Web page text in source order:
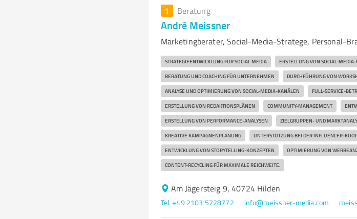
1 Beratung
André Meissner
Marketingberater, Social-Media-Stratege, Personal-
STRATEGIEENTWICKLUNG FÜR SOCIAL MEDIA ERSTELLUNG VON SOCIAL-MEDIA-
BERATUNG UND COACHING FÜR UNTERNEHMEN DURCHFÜHRUNG VON
ANALYSE UND OPTIMIERUNG VON SOCIAL-MEDIA-KANÄLEN FULL-SERVICE-
ERSTELLUNG VON REDAKTIONSPLÄNEN COMMUNITY-MANAGEMENT
ERSTELLUNG VON PERFORMANCE-ANALYSEN ZIELGRUPPEN- UND
KREATIVE KAMPAGNENPLANUNG UNTERSTÜTZUNG BEI DER INFLUENCER-
ENTWICKLUNG VON STORYTELLING-KONZEPTEN OPTIMIERUNG VON
CONTENT-RECYCLING FÜR MAXIMALE REICHWEITE.
Am Jägersteig 9, 40724 Hilden
Tel. +49 2103 5728772 info@meissner-media.com